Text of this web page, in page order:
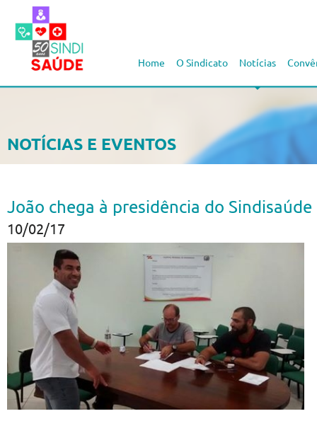
Notícias
O Sindicato
Home
NOTÍCIAS E EVENTOS
João chega à presidência do
10/02/17